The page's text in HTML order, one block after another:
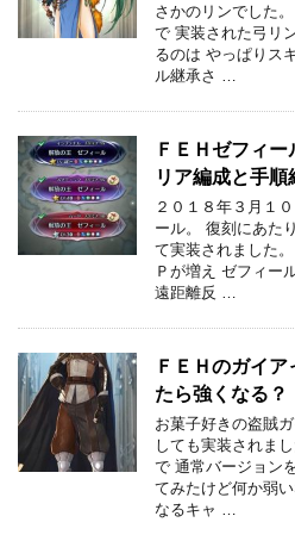
さかのリンでした
で 実装された弓リ
るのは やっぱりス
ル継承さ …
ＦＥＨゼフィ
リア編成と手順
２０１８年３月１
ール。 復刻にあた
て実装されました
Ｐが増え ゼフィー
遠距離反 …
ＦＥＨのガイ
たら強くなる？
お菓子好きの盗賊
しても実装されま
で 通常バージョン
てみたけど何か弱
なるキャ …